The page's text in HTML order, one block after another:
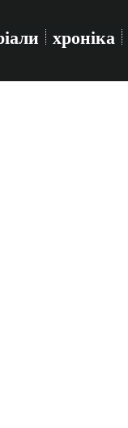
хроніка